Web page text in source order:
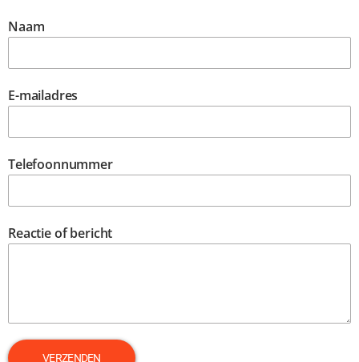
Naam
E-mailadres
Telefoonnummer
Reactie of bericht